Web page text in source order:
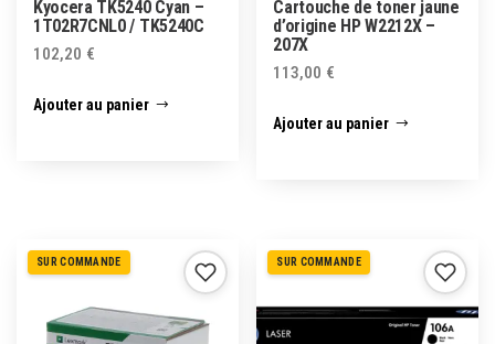
Kyocera TK5240 Cyan –
1T02R7CNL0 / TK5240C
102,20 €
Ajouter au panier
Cartouche de toner jaune
d’origine HP W2212X –
207X
113,00 €
Ajouter au panier
SUR COMMANDE SUR COMMANDE